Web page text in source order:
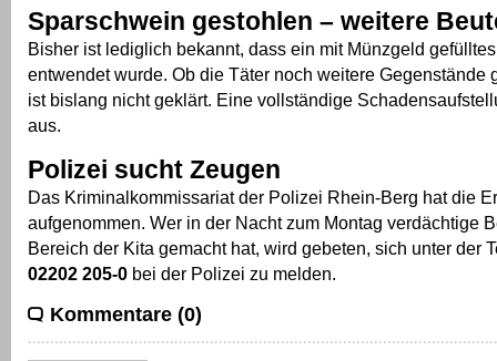
Sparschwein gestohlen – weitere
Bisher ist lediglich bekannt, dass ein mit Münzgeld
entwendet wurde. Ob die Täter noch weitere Gegenstände
ist bislang nicht geklärt. Eine vollständige
aus.
Polizei sucht Zeugen
Das Kriminalkommissariat der Polizei Rhein-Berg hat die
aufgenommen. Wer in der Nacht zum Montag verdächtige
Bereich der Kita gemacht hat, wird gebeten, sich unter der
02202 205-0 bei der Polizei zu melden.
Kommentare (0)